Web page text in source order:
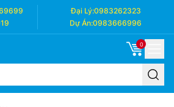
Đại Lý:0983262323
Dự Án:0983666996
0